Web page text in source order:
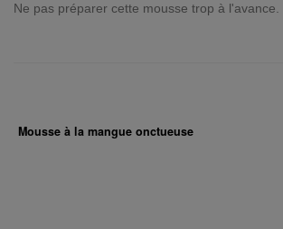
Ne pas préparer cette mousse trop à l'avance.
Mousse à la mangue onctueuse